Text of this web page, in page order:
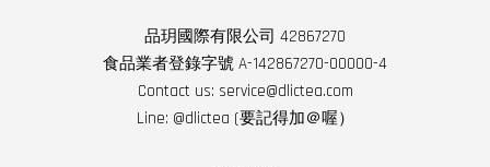
品玥國際有限公司 42867270
食品業者登錄字號 A-142867270-00000-4
Contact us: service@dlictea.com
Line: @dlictea (要記得加＠喔）